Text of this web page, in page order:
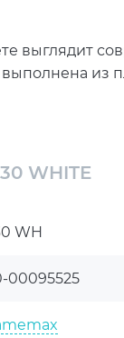
выглядит
из
1x120
передней
WHITE
WH
00095525